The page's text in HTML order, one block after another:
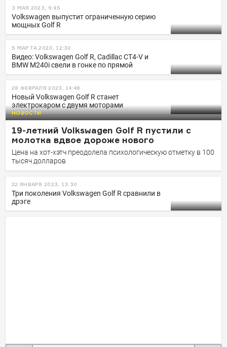
3 МАЯ 2023, 9:45
Volkswagen выпустит ограниченную серию
мощных Golf R
5 МАРТА 2023, 12:30
Видео: Volkswagen Golf R, Cadillac CT4-V и
BMW M240i свели в гонке по прямой
28 ФЕВРАЛЯ 2023, 14:48
Новый Volkswagen Golf R станет
электрокаром с двумя моторами
НОВОСТИ
19-летний Volkswagen Golf R пустили с
молотка вдвое дороже нового
Цена на хот-хэтч преодолела психологическую отметку в 100
тысяч долларов
22 ЯНВАРЯ 2023, 13:30
Три поколения Volkswagen Golf R сравнили в
дрэге